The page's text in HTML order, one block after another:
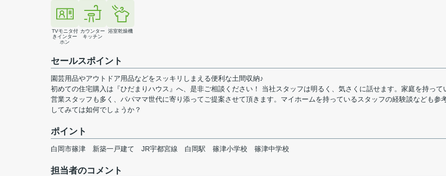
TVモニタ付
きインター
ホン
カウンター
キッチン
浴室乾燥機
セールスポイント
園芸用品やアウトドア用品などをスッキリしまえる便利な土間収納♪
初めての住宅購入は『ひだまりハウス』へ、是非ご相談ください！ 当社スタッフは明るく、気さくに話せます。家庭を持って
営業スタッフも多く、パパママ世代に寄り添ってご提案させて頂きます。マイホームを持っているスタッフの経験談なども参
してみては如何でしょうか？
ポイント
白岡市篠津 新築一戸建て JR宇都宮線 白岡駅 篠津小学校 篠津中学校
担当者のコメント